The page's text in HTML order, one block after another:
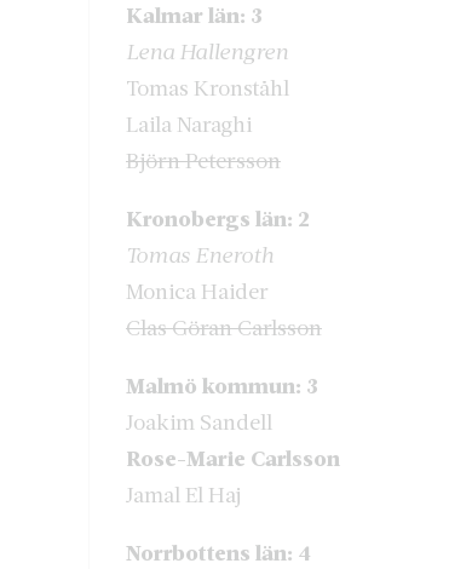
Kalmar län: 3
Lena Hallengren
Tomas Kronståhl
Laila Naraghi
Björn Petersson
Kronobergs län: 2
Tomas Eneroth
Monica Haider
Clas Göran Carlsson
Malmö kommun: 3
Joakim Sandell
Rose-Marie Carlsson
Jamal El Haj
Norrbottens län: 4